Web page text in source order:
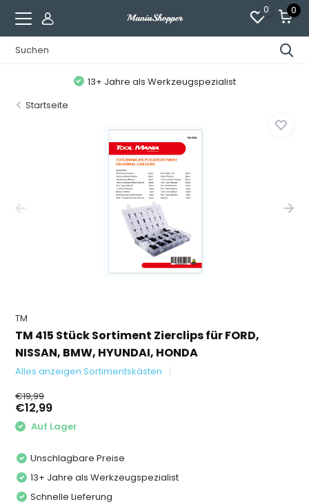
0 0
13+ Jahre als Werkzeugspezialist
Startseite
TM
TM 415 Stück Sortiment Zierclips für FORD,
NISSAN, BMW, HYUNDAI, HONDA
Alles anzeigen Sortimentskästen
€19,99
€12,99
Auf Lager
Unschlagbare Preise
13+ Jahre als Werkzeugspezialist
Schnelle Lieferung